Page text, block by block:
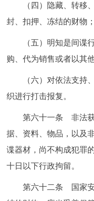
（四）隐藏、转移、
封、扣押、冻结的财物；
（五）明知是间谍行
购、代为销售或者以其
（六）对依法支持、
织进行打击报复。
第六十一条 非法获
据、资料、物品，以及
谍器材，尚不构成犯罪
十日以下行政拘留。
第六十二条 国家安